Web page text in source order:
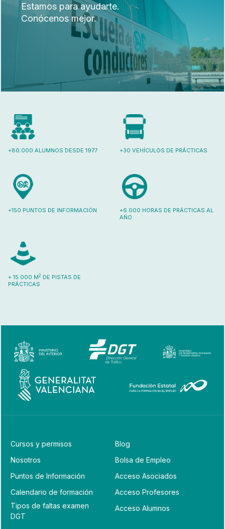
Estamos para ayudarte.
Conócenos mejor.
+80.000 ALUMNOS DESDE 1977 +30 VEHÍCULOS DE PRÁCTICAS
+150 PUNTOS DE INFORMACIÓN
+6.000 HORAS DE PRÁCTICAS AL
AÑO
+ 15.000 M2 DE PISTAS DE
PRÁCTICAS
Cursos y permisos
Nosotros
Puntos de Información
Calendario de formación
Tipos de faltas examen
DGT
Blog
Bolsa de Empleo
Acceso Asociados
Acceso Profesores
Acceso Alumnos